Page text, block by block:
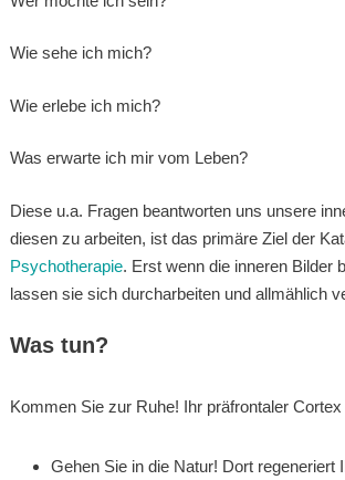
Wie sehe ich mich?
Wie erlebe ich mich?
Was erwarte ich mir vom Leben?
Diese u.a. Fragen beantworten uns unsere
diesen zu arbeiten, ist das primäre Ziel der
Psychotherapie. Erst wenn die inneren Bilder
lassen sie sich durcharbeiten und allmählich
Was tun?
Kommen Sie zur Ruhe! Ihr präfrontaler Cortex
Gehen Sie in die Natur! Dort regeneriert